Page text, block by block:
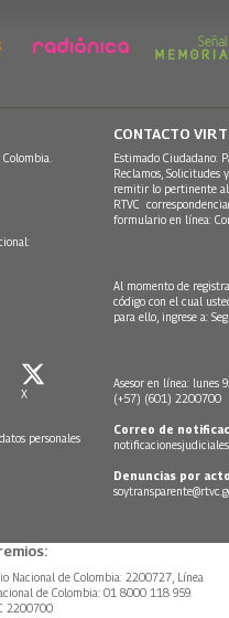
X
personales
CONTACTO
Estimado Ciudadano:
Reclamos, Solicitudes
remitir lo pertinente
RTVC
formulario en línea:
Al momento de
código con el cual
para ello, ingrese a:
Asesor en línea: lunes
(+57) (601) 2200700
Correo de
Denuncias por
Nacional de Colombia: 2200727, Línea
de Colombia: 01 8000 118 959.
2200700